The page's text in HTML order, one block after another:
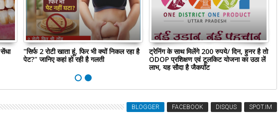
"सिर्फ 2 रोटी खाता हूं, फिर भी क्यों निकल रहा है
पेट?" जानिए कहां हो रही है गलती
ट्रेन‍िंग के साथ म‍िलेंगे 200 रुपये/ दिन, हुनर है तो
ODOP प्रशिक्षण एवं टूलकिट योजना का उठा लें
लाभ, यह सौदा है जैकपॉट
BLOGGER FACEBOOK DISQUS SPOT.IM